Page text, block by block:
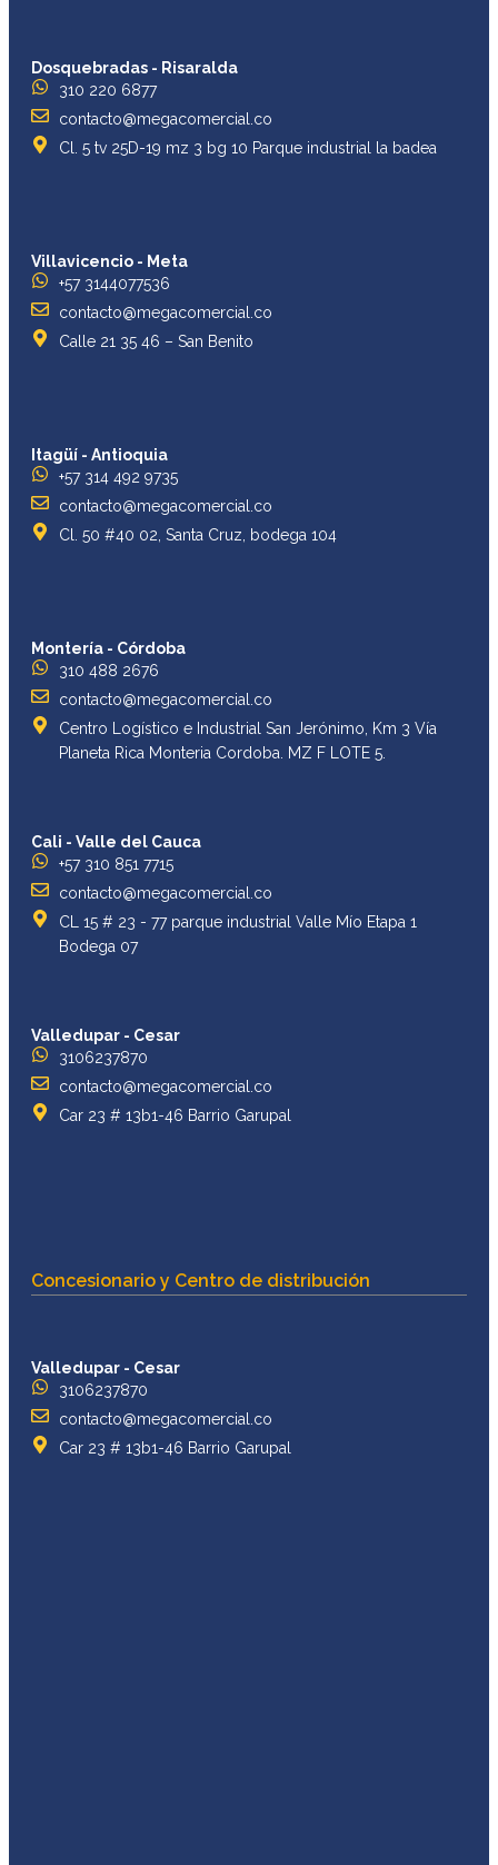
Dosquebradas - Risaralda
310 220 6877
contacto@megacomercial.co
Cl. 5 tv 25D-19 mz 3 bg 10 Parque industrial la badea
Villavicencio - Meta
+57 3144077536
contacto@megacomercial.co
Calle 21 35 46 – San Benito
Itagüí - Antioquia
+57 314 492 9735
contacto@megacomercial.co
Cl. 50 #40 02, Santa Cruz, bodega 104
Montería - Córdoba
310 488 2676
contacto@megacomercial.co
Centro Logístico e Industrial San Jerónimo, Km 3 Vía
Planeta Rica Monteria Cordoba. MZ F LOTE 5.
Cali - Valle del Cauca
+57 310 851 7715
contacto@megacomercial.co
CL 15 # 23 - 77 parque industrial Valle Mío Etapa 1
Bodega 07
Valledupar - Cesar
3106237870
contacto@megacomercial.co
Car 23 # 13b1-46 Barrio Garupal
Concesionario y Centro de distribución
Valledupar - Cesar
3106237870
contacto@megacomercial.co
Car 23 # 13b1-46 Barrio Garupal